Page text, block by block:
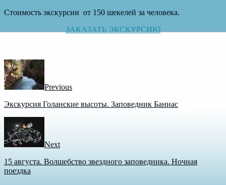
Стоимость экскурсии от 150 шекелей за человека.
ЗАКАЗАТЬ ЭКСКУРСИЮ
Previous
Экскурсия Голанские высоты. Заповедник Баниас
Next
15 августа. Волшебство звездного заповедника. Ночная
поездка